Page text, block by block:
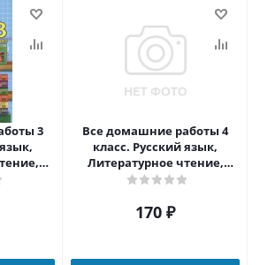
3
Все домашние работы 4
класс. Русский язык,
Литературное чтение,
Математика,
Окружающий мир,
170 ₽